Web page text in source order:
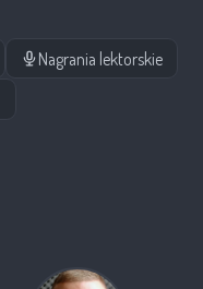
Nagrania lektorskie